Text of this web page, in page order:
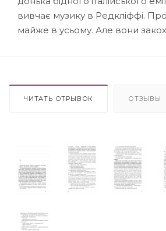
вивчає музику в Редкліффі.
майже в усьому. Але вони
ЧИТАТЬ ОТРЫВОК ОТЗЫВЫ